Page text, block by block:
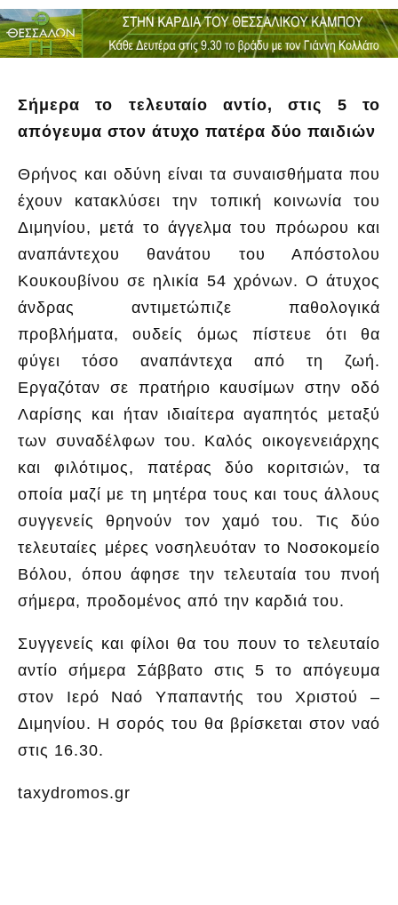
Σήμερα το τελευταίο αντίο, στις 5 το
απόγευμα στον άτυχο πατέρα δύο παιδιών
Θρήνος και οδύνη είναι τα συναισθήματα που
έχουν κατακλύσει την τοπική κοινωνία του
Διμηνίου, μετά το άγγελμα του πρόωρου και
αναπάντεχου θανάτου του Απόστολου
Κουκουβίνου σε ηλικία 54 χρόνων. Ο άτυχος
άνδρας αντιμετώπιζε παθολογικά
προβλήματα, ουδείς όμως πίστευε ότι θα
φύγει τόσο αναπάντεχα από τη ζωή.
Εργαζόταν σε πρατήριο καυσίμων στην οδό
Λαρίσης και ήταν ιδιαίτερα αγαπητός μεταξύ
των συναδέλφων του. Καλός οικογενειάρχης
και φιλότιμος, πατέρας δύο κοριτσιών, τα
οποία μαζί με τη μητέρα τους και τους άλλους
συγγενείς θρηνούν τον χαμό του. Τις δύο
τελευταίες μέρες νοσηλευόταν το Νοσοκομείο
Βόλου, όπου άφησε την τελευταία του πνοή
σήμερα, προδομένος από την καρδιά του.
Συγγενείς και φίλοι θα του πουν το τελευταίο
αντίο σήμερα Σάββατο στις 5 το απόγευμα
στον Ιερό Ναό Υπαπαντής του Χριστού –
Διμηνίου. Η σορός του θα βρίσκεται στον ναό
στις 16.30.
taxydromos.gr